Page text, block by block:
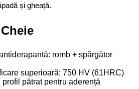
și gheață.
romb + spărgător
superioară: 750 HV (61HRC)
profil pătrat pentru aderență